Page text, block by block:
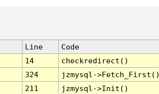
Line
Code
14
checkredirect()
324
jzmysql-
211
jzmysql->Init()